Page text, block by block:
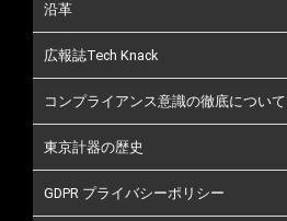
沿革
広報誌Tech Knack
コンプライアンス意識の徹底について
東京計器の歴史
GDPR プライバシーポリシー